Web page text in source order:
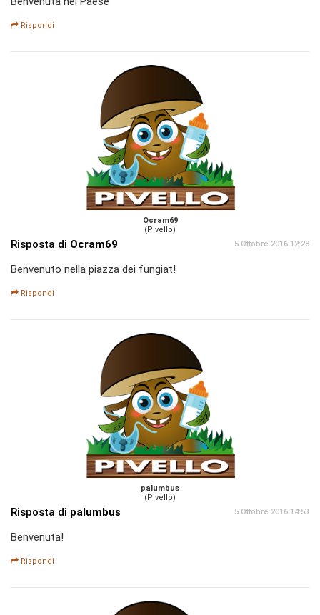
Rispondi
Ocram69
(Pivello)
Risposta di Ocram69 5 Ottobre 2016 12:28
Benvenuto nella piazza dei fungiat!
Rispondi
palumbus
(Pivello)
Risposta di palumbus 5 Ottobre 2016 14:53
Benvenuta!
Rispondi